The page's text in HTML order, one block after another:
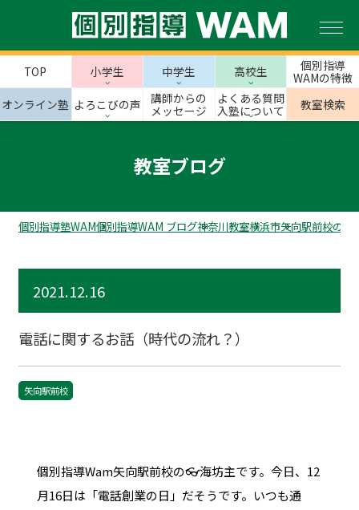
TOP 小学生 中学生 高校生
個別指導
WAMの特徴
オンライン塾 よろこびの声
講師からの
メッセージ
よくある質問
入塾について
教室検索
教室ブログ
個別指導塾WAM個別指導WAM ブログ神奈川教室横浜市矢向駅前校のス
2021.12.16
電話に関するお話（時代の流れ？）
矢向駅前校
個別指導Wam矢向駅前校の👓海坊主です。今日、12
月16日は「電話創業の日」だそうです。いつも通